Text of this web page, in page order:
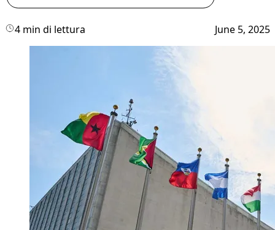
4 min di lettura June 5, 2025